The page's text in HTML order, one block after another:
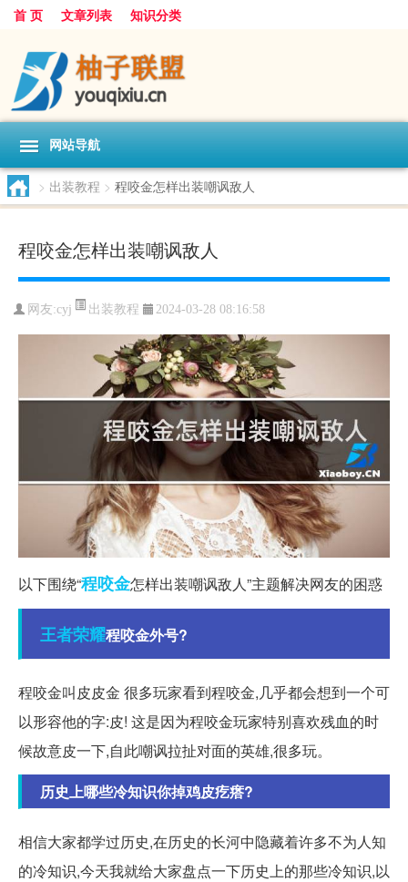
首 页 文章列表 知识分类
网站导航
> 出装教程 > 程咬金怎样出装嘲讽敌人
程咬金怎样出装嘲讽敌人
网友:cyj 出装教程 2024-03-28 08:16:58
以下围绕“程咬金怎样出装嘲讽敌人”主题解决网友的困惑
王者荣耀程咬金外号?
程咬金叫皮皮金 很多玩家看到程咬金,几乎都会想到一个可
以形容他的字:皮! 这是因为程咬金玩家特别喜欢残血的时
候故意皮一下,自此嘲讽拉扯对面的英雄,很多玩。
历史上哪些冷知识你掉鸡皮疙瘩?
相信大家都学过历史,在历史的长河中隐藏着许多不为人知
的冷知识,今天我就给大家盘点一下历史上的那些冷知识,以